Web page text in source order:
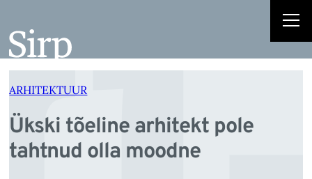
juurde
ARHITEKTUUR
Ükski tõeline arhitekt pole
tahtnud olla moodne